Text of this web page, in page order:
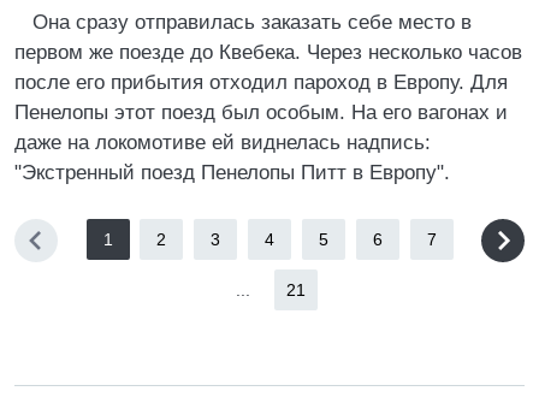
Она сразу отправилась заказать себе место в
первом же поезде до Квебека. Через несколько часов
после его прибытия отходил пароход в Европу. Для
Пенелопы этот поезд был особым. На его вагонах и
даже на локомотиве ей виднелась надпись:
"Экстренный поезд Пенелопы Питт в Европу".
1 2 3 4 5 6 7
21